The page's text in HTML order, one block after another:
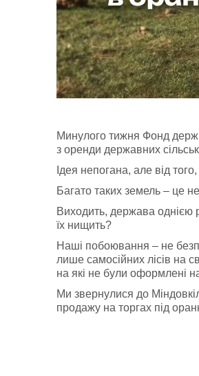
​​Минулого тижня Фонд
з оренди державних
Ідея непогана, але від
Багато таких земель – це
Виходить, держава однією
їх нищить?
Наші побоювання – не
лише самосійних лісів на
на які не були оформлені
Ми звернулися до
продажу на торгах під